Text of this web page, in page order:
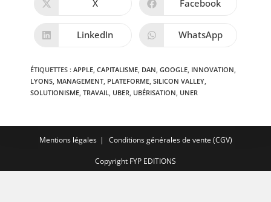
Ouvrir
autre
fenêtre
X Ouvrir
autre
fenêtre
Facebook
Ouvrir
fenêtre
LinkedIn Ouvrir
fenêtre
WhatsApp
ÉTIQUETTES : APPLE CAPITALISME DAN GOOGLE INNOVATION
LYONS MANAGEMENT PLATEFORME SILICON VALLEY
SOLUTIONISME TRAVAIL UBER UBÉRISATION UNER
Mentions légales Conditions générales de vente (CGV)
Copyright FYP EDITIONS